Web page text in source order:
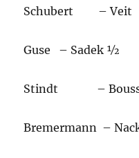
Schubert
Guse – Sadek ½
Stindt –
Bremermann –